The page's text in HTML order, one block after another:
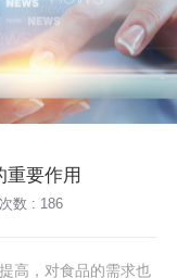
重要作用
数 : 186
高，对食品的需求也